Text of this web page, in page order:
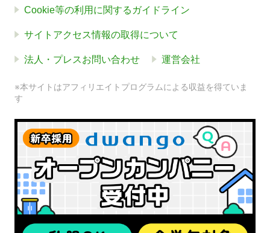
Cookie等の利用に関するガイドライン
サイトアクセス情報の取得について
法人・プレスお問い合わせ 運営会社
※本サイトはアフィリエイトプログラムによる収益を得ていま
す